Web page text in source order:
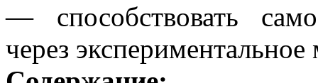
— способствовать
через